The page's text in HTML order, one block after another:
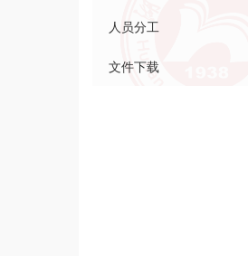
人员分工
文件下载